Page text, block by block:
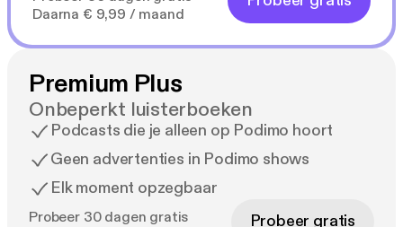
Daarna € 9,99 / maand
Premium Plus
Onbeperkt luisterboeken
Podcasts die je alleen op Podimo hoort
Geen advertenties in Podimo shows
Elk moment opzegbaar
Probeer 30 dagen gratis
Probeer gratis